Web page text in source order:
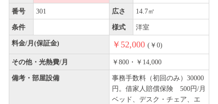
番号 301 広さ 14.7㎡
条件 様式 洋室
料金/月(保証金) ￥52,000 (￥0)
その他・光熱費/月 ￥800・￥14,000
備考・部屋設備
事務手数料（初回のみ）30000
円。借家人賠償保険 500円/月
ベッド、デスク・チェア、エ